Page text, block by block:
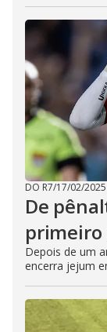
DO R7/17/02/2025
De
primeiro
Depois de um
encerra jejum